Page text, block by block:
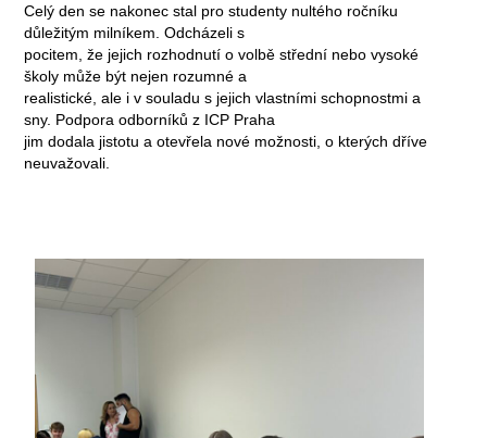
Celý den se nakonec stal pro studenty nultého ročníku
důležitým milníkem. Odcházeli s
pocitem, že jejich rozhodnutí o volbě střední nebo vysoké
školy může být nejen rozumné a
realistické, ale i v souladu s jejich vlastními schopnostmi a
sny. Podpora odborníků z ICP Praha
jim dodala jistotu a otevřela nové možnosti, o kterých dříve
neuvažovali.